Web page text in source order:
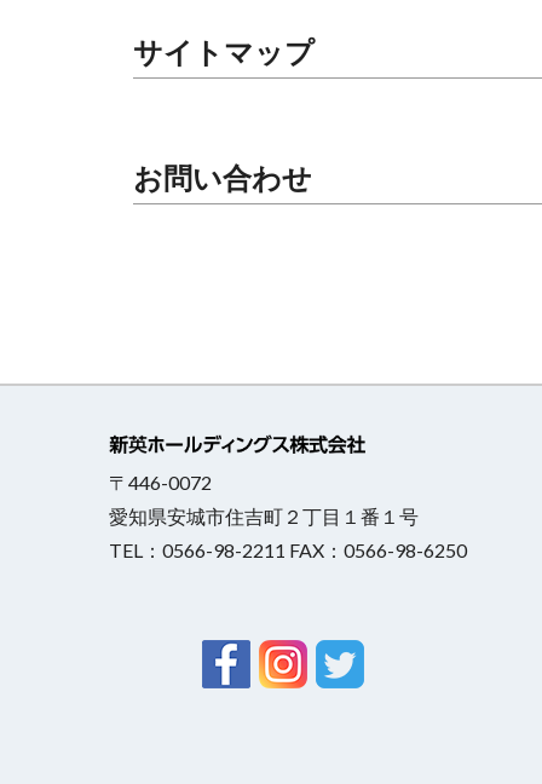
サイトマップ
お問い合わせ
〒446-0072
愛知県安城市住吉町２丁目１番１号
TEL：0566-98-2211 FAX：0566-98-6250